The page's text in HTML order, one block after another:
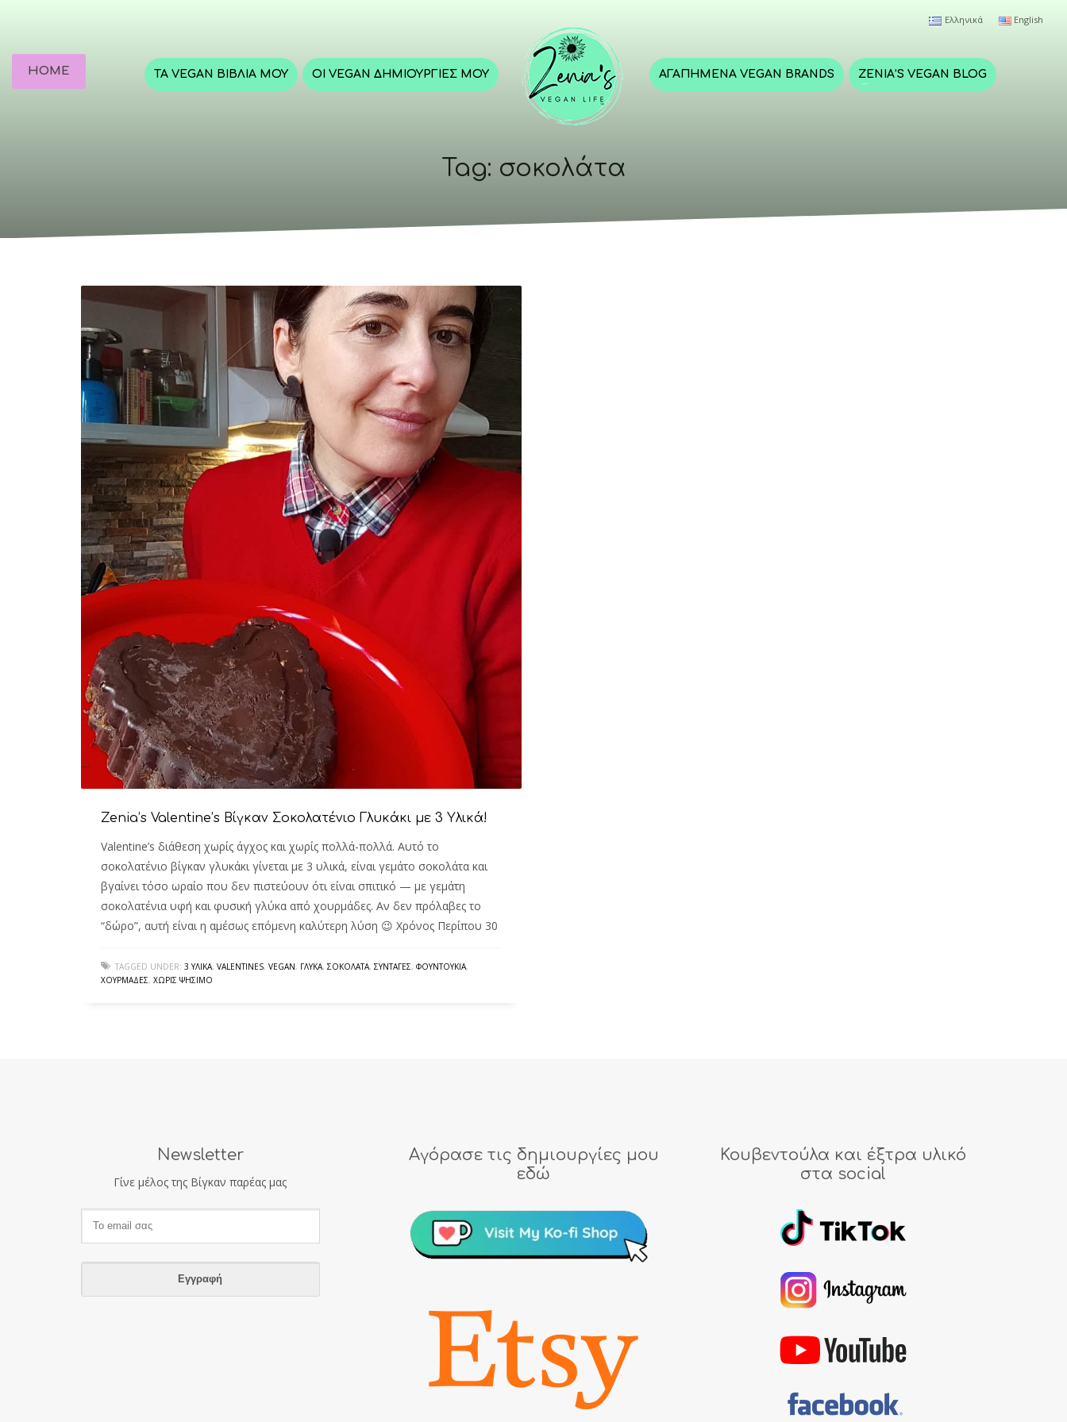
Ελληνικά English
ΤΑ VEGAN ΒΙΒΛΊΑ ΜΟΥ ΟΙ VEGAN ΔΗΜΙΟΥΡΓΊΕΣ ΜΟΥ ΑΓΑΠΗΜΈΝΑ VEGAN BRANDS ZENIA’S VEGAN BLOG
HOME
Tag: σοκολάτα
Zenia’s Valentine’s Βίγκαν Σοκολατένιο Γλυκάκι με 3 Υλικά!
Valentine’s διάθεση χωρίς άγχος και χωρίς πολλά-πολλά. Αυτό το
σοκολατένιο βίγκαν γλυκάκι γίνεται με 3 υλικά, είναι γεμάτο σοκολάτα και
βγαίνει τόσο ωραίο που δεν πιστεύουν ότι είναι σπιτικό — με γεμάτη
σοκολατένια υφή και φυσική γλύκα από χουρμάδες. Αν δεν πρόλαβες το
“δώρο”, αυτή είναι η αμέσως επόμενη καλύτερη λύση 😉 Χρόνος Περίπου 30
TAGGED UNDER: 3 ΥΛΙΚΆ, VALENTINES, VEGAN, ΓΛΥΚΆ, ΣΟΚΟΛΆΤΑ, ΣΥΝΤΑΓΈΣ, ΦΟΥΝΤΟΎΚΙΑ,
ΧΟΥΡΜΆΔΕΣ, ΧΩΡΊΣ ΨΉΣΙΜΟ
Newsletter
Γίνε μέλος της Βίγκαν παρέας μας
Αγόρασε τις δημιουργίες μου
εδώ
Κουβεντούλα και έξτρα υλικό
στα social